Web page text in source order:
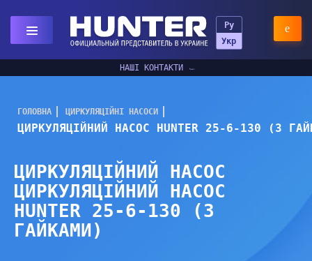
Ру
Укр
НАШІ КОНТАКТИ
ГОЛОВНА ЦИРКУЛЯЦІЙНІ НАСОСИ
ЦИРКУЛЯЦІЙНИЙ НАСОС HUNTER 25-6-130 (З
ЦИРКУЛЯЦІЙНИЙ НАСОС
ЦИРКУЛЯЦІЙНИЙ НАСОС
HUNTER 25-6-130 (З
ГАЙКАМИ)